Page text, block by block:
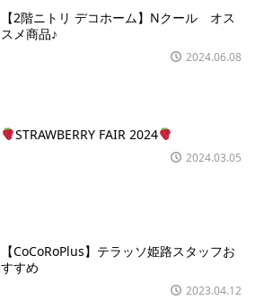
【2階ニトリ デコホーム】Nクール オス
スメ商品♪
2024.06.08
STRAWBERRY FAIR 2024
2024.03.05
【CoCoRoPlus】テラッソ姫路スタッフお
すすめ
2023.04.12